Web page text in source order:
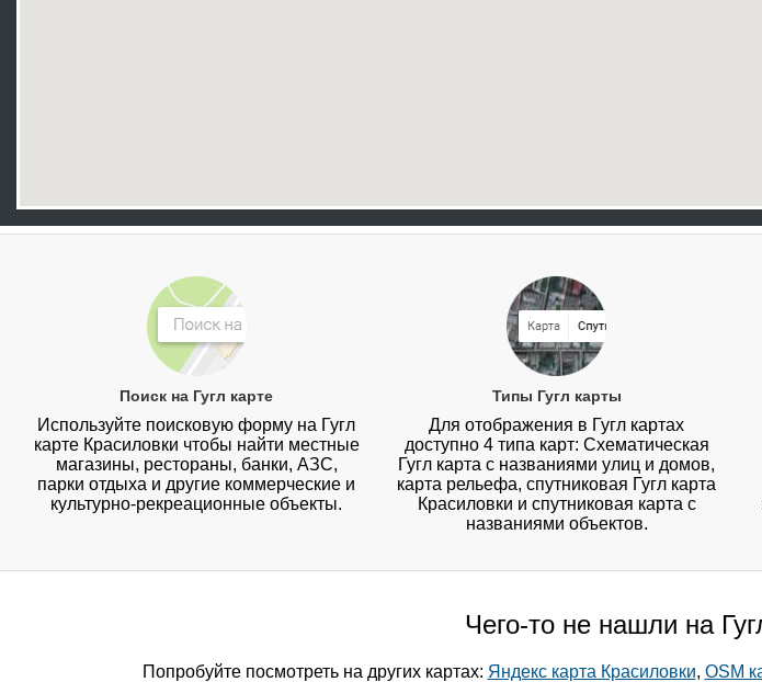
Поиск на Гугл карте
Используйте поисковую форму на Гугл
карте Красиловки чтобы найти местные
магазины, рестораны, банки, АЗС,
парки отдыха и другие коммерческие и
культурно-рекреационные объекты.
Типы Гугл карты
Для отображения в Гугл картах
доступно 4 типа карт: Схематическая
Гугл карта с названиями улиц и домов,
карта рельефа, спутниковая Гугл карта
Красиловки и спутниковая карта с
названиями объектов.
Чего-то не нашли на
Попробуйте посмотреть на других картах: Яндекс карта Красиловки, OSM